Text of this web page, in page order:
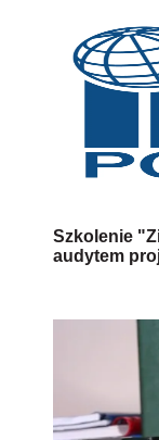
Szkolenie
audytem